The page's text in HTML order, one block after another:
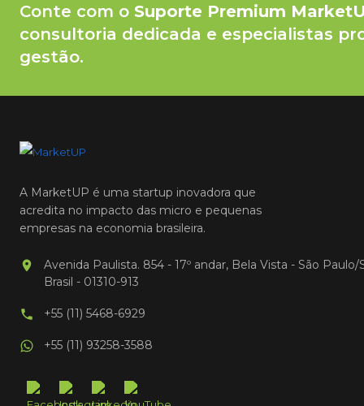
Conte com o Suporte Premium
consultoria dedicada e especialistas
gestão.
A MarketUP é uma startup inovadora que
acredita no impacto das micro e pequenas
empresas na economia brasileira.
Avenida Paulista. 854 - 17º andar, Bela Vista - São Paulo/
Brasil - 01310-913
+55 (11) 5468-6929
+55 (11) 93258-3588